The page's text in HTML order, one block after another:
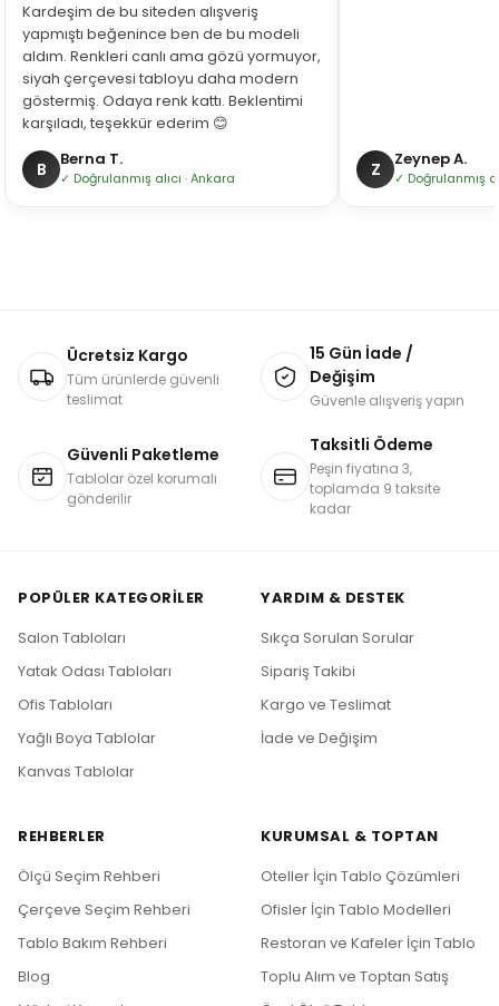
Kardeşim de bu siteden alışveriş
yapmıştı beğenince ben de bu modeli
aldım. Renkleri canlı ama gözü yormuyor,
siyah çerçevesi tabloyu daha modern
göstermiş. Odaya renk kattı. Beklentimi
karşıladı, teşekkür ederim 😊
B Berna T.
✓ Doğrulanmış alıcı · Ankara Z Zeynep A.
✓ Doğrulanmış
Ücretsiz Kargo
Tüm ürünlerde güvenli
teslimat
15 Gün İade /
Değişim
Güvenle alışveriş yapın
Güvenli Paketleme
Tablolar özel korumalı
gönderilir
Taksitli Ödeme
Peşin fiyatına 3,
toplamda 9 taksite
kadar
POPÜLER KATEGORILER
Salon Tabloları
Yatak Odası Tabloları
Ofis Tabloları
Yağlı Boya Tablolar
Kanvas Tablolar
YARDIM & DESTEK
Sıkça Sorulan Sorular
Sipariş Takibi
Kargo ve Teslimat
İade ve Değişim
REHBERLER
Ölçü Seçim Rehberi
Çerçeve Seçim Rehberi
Tablo Bakım Rehberi
Blog
KURUMSAL & TOPTAN
Oteller İçin Tablo Çözümleri
Ofisler İçin Tablo Modelleri
Restoran ve Kafeler İçin Tablo
Toplu Alım ve Toptan Satış